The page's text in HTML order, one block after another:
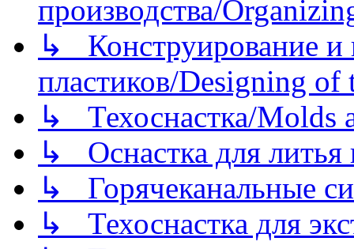
производства/
↳ Конструирование и
пластиков/Designing of
↳ Техоснастка/Molds
↳ Оснастка для литья
↳ Горячеканальные
↳ Техоснастка для